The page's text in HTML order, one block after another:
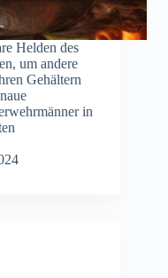
Helden des
um andere
Gehältern
in